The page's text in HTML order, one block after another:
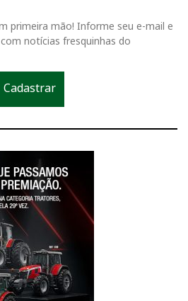
primeira mão! Informe seu e-mail e
notícias fresquinhas do